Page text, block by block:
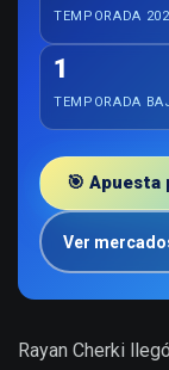
TEMPORADA
1
TEMPORADA
🎯
Ver
Rayan Cherki